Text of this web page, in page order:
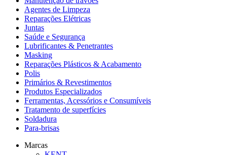
Agentes de Limpeza
Reparações Elétricas
Juntas
Saúde e Segurança
Lubrificantes & Penetrantes
Masking
Reparações Plásticos & Acabamento
Polis
Primários & Revestimentos
Produtos Especializados
Ferramentas, Acessórios e Consumíveis
Tratamento de superfícies
Soldadura
Para-brisas
Marcas